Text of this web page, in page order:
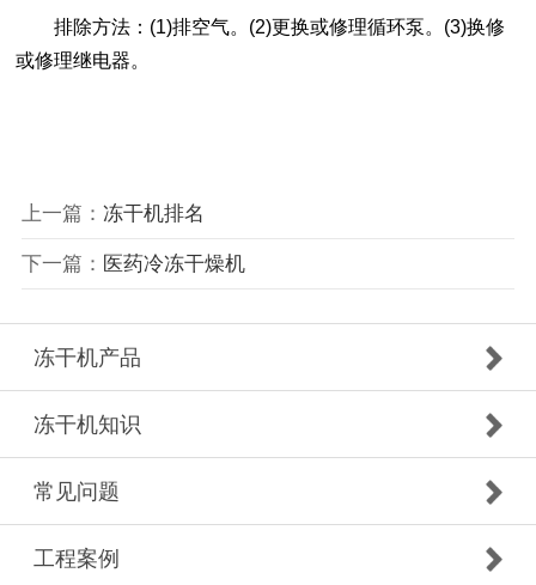
排除方法：(1)排空气。(2)更换或修理循环泵。(3)换修
或修理继电器。
上一篇： 冻干机排名
下一篇： 医药冷冻干燥机
冻干机产品
冻干机知识
常见问题
工程案例